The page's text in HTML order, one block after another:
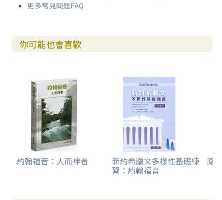
更多常見問題FAQ
你可能也會喜歡
約翰福音：人而神者 新約希臘文多樣性基礎練
習：約翰福音
路